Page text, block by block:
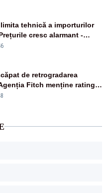
limita tehnică a importurilor
cresc alarmant -
Plus
de retrogradarea
Fitch menține ratingul
negativă